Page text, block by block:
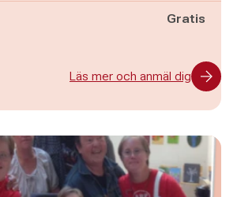
Gratis
Läs mer och anmäl dig